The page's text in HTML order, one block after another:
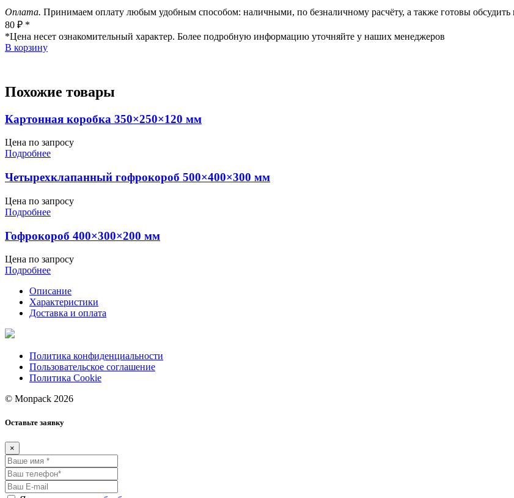
Оплата. Принимаем оплату любым удобным способом: наличными, по безналичному расчёту, а также готовы обсудить
80 ₽ *
*Цена несет ознакомительный характер. Более подробную информацию уточняйте у наших менеджеров
В корзину
Похожие товары
Картонная коробка 350×250×120 мм
Цена по запросу
Подробнее
Четырехклапанный гофрокороб 500×400×300 мм
Цена по запросу
Подробнее
Гофрокороб 400×300×200 мм
Цена по запросу
Подробнее
Описание
Характеристики
Доставка и оплата
Политика конфиденциальности
Пользовательское соглашение
Политика Cookie
© Monpack 2026
Оставьте заявку
×